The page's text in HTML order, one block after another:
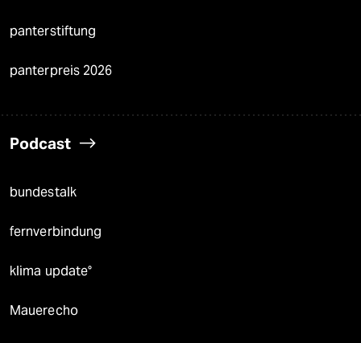
panterstiftung
panterpreis 2026
Podcast
bundestalk
fernverbindung
klima update°
Mauerecho